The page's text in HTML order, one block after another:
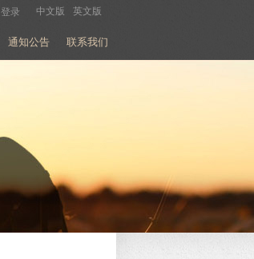
中文版 英文版
登录
通知公告 联系我们